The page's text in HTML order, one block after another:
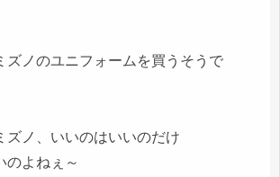
ズノのユニフォームを買うそうで
ズノ、いいのはいいのだけ
のよねぇ～